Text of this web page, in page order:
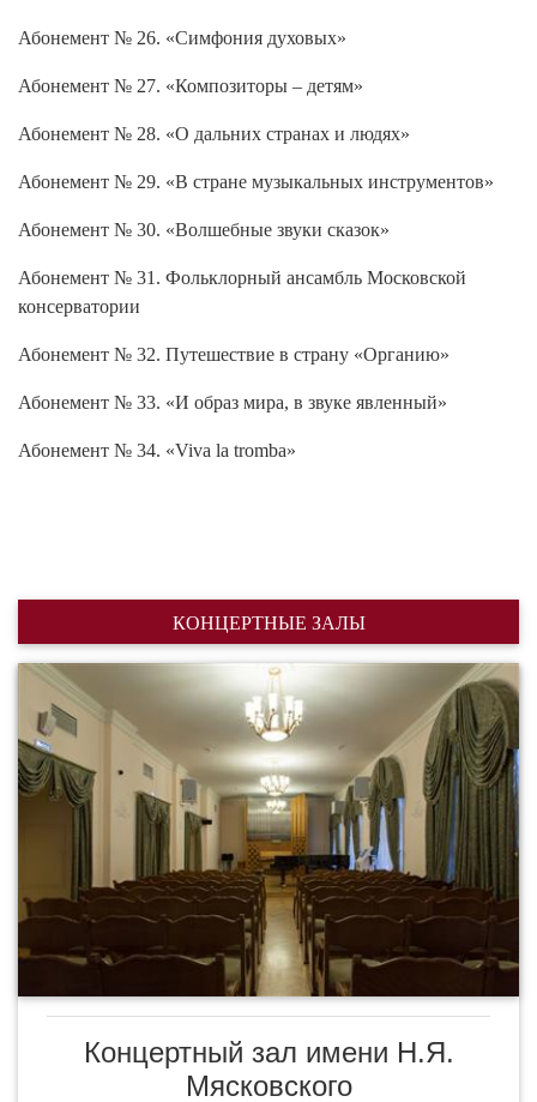
Абонемент № 26. «Симфония духовых»
Абонемент № 27. «Композиторы – детям»
Абонемент № 28. «О дальних странах и людях»
Абонемент № 29. «В стране музыкальных инструментов»
Абонемент № 30. «Волшебные звуки сказок»
Абонемент № 31. Фольклорный ансамбль Московской
консерватории
Абонемент № 32. Путешествие в страну «Органию»
Абонемент № 33. «И образ мира, в звуке явленный»
Абонемент № 34. «Viva la tromba»
КОНЦЕРТНЫЕ ЗАЛЫ
Концертный зал имени Н.Я.
Мясковского